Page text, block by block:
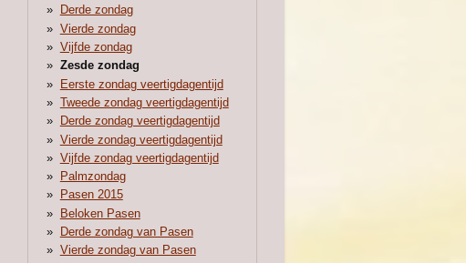
Derde zondag
Vierde zondag
Vijfde zondag
Zesde zondag
Eerste zondag veertigdagentijd
Tweede zondag veertigdagentijd
Derde zondag veertigdagentijd
Vierde zondag veertigdagentijd
Vijfde zondag veertigdagentijd
Palmzondag
Pasen 2015
Beloken Pasen
Derde zondag van Pasen
Vierde zondag van Pasen